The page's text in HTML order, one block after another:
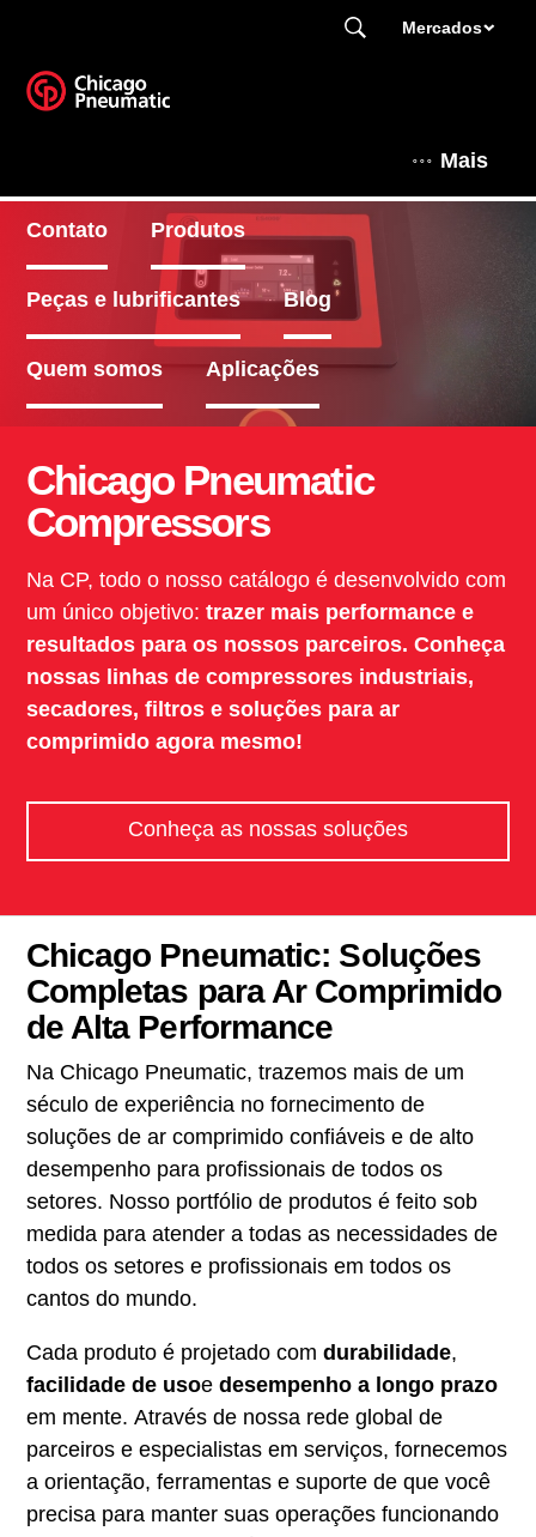
Mercados
Mais
Contato Produtos
Peças e lubrificantes Blog
Quem somos Aplicações
Chicago Pneumatic
Compressors
Na CP, todo o nosso catálogo é desenvolvido com
um único objetivo: trazer mais performance e
resultados para os nossos parceiros. Conheça
nossas linhas de compressores industriais,
secadores, filtros e soluções para ar
comprimido agora mesmo!
Conheça as nossas soluções
Chicago Pneumatic: Soluções
Completas para Ar Comprimido
de Alta Performance
Na Chicago Pneumatic, trazemos mais de um
século de experiência no fornecimento de
soluções de ar comprimido confiáveis e de alto
desempenho para profissionais de todos os
setores. Nosso portfólio de produtos é feito sob
medida para atender a todas as necessidades de
todos os setores e profissionais em todos os
cantos do mundo.
Cada produto é projetado com durabilidade,
facilidade de usoe desempenho a longo prazo
em mente. Através de nossa rede global de
parceiros e especialistas em serviços, fornecemos
a orientação, ferramentas e suporte de que você
precisa para manter suas operações funcionando